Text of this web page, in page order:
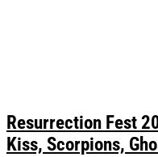
Resurrection Fest
Kiss, Scorpions,